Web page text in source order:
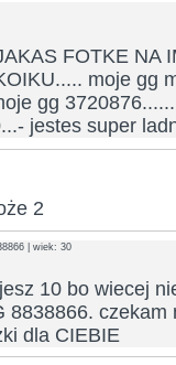
FOTKE NA
moje gg
gg
jestes super
2
| wiek: 30
10 bo wiecej
8838866. czekam
dla CIEBIE